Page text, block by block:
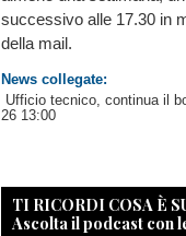
successivo alle 17.30 in
della mail.
News collegate:
Ufficio tecnico, continua il
26 13:00
TI RICORDI COSA È
Ascolta il podcast con